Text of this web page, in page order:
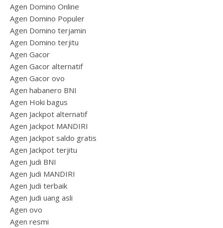
Agen Domino Online
Agen Domino Populer
Agen Domino terjamin
Agen Domino terjitu
Agen Gacor
Agen Gacor alternatif
Agen Gacor ovo
Agen habanero BNI
Agen Hoki bagus
Agen Jackpot alternatif
Agen Jackpot MANDIRI
Agen Jackpot saldo gratis
Agen Jackpot terjitu
Agen Judi BNI
Agen Judi MANDIRI
Agen Judi terbaik
Agen Judi uang asli
Agen ovo
Agen resmi